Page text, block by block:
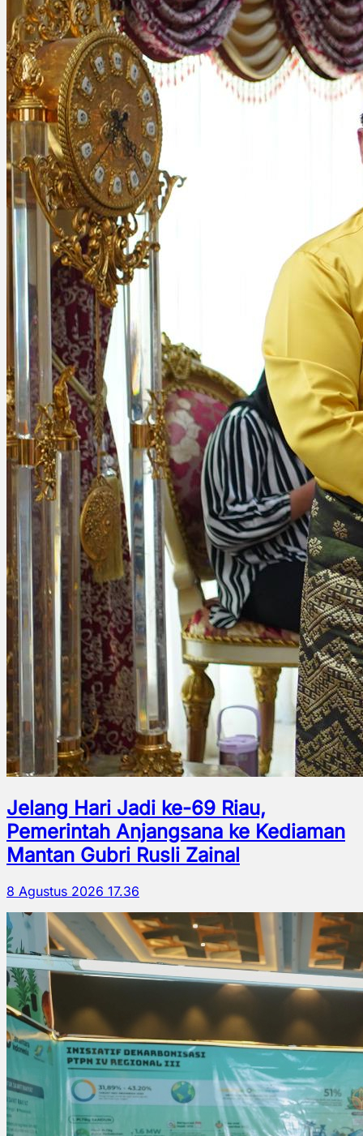
Jelang Hari Jadi ke-69 Riau,
Pemerintah Anjangsana ke Kediaman
Mantan Gubri Rusli Zainal
8 Agustus 2026 17.36